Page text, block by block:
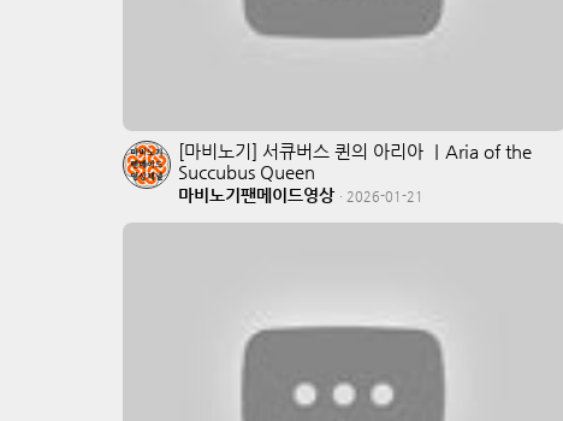
[마비노기] 서큐버스 퀸의 아리아 ｜Aria of the
Succubus Queen
마비노기팬메이드영상 · 2026-01-21